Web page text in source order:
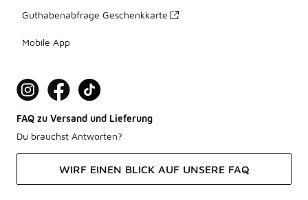
Guthabenabfrage Geschenkkarte
Mobile App
FAQ zu Versand und Lieferung
Du brauchst Antworten?
WIRF EINEN BLICK AUF UNSERE FAQ